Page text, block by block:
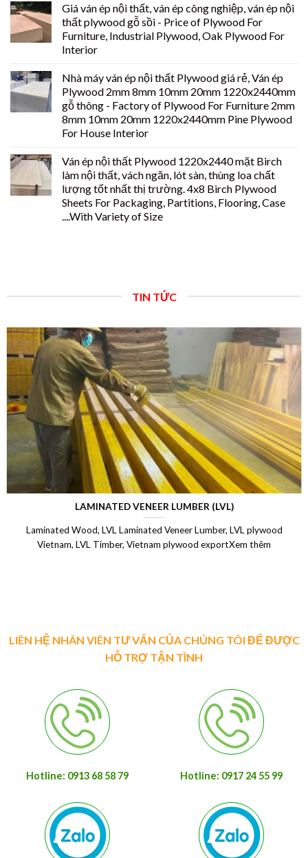
Giá ván ép nội thất, ván ép công nghiệp, ván ép nội
thất plywood gỗ sồi - Price of Plywood For
Furniture, Industrial Plywood, Oak Plywood For
Interior
Nhà máy ván ép nội thất Plywood giá rẻ, Ván ép
Plywood 2mm 8mm 10mm 20mm 1220x2440mm
gỗ thông - Factory of Plywood For Furniture 2mm
8mm 10mm 20mm 1220x2440mm Pine Plywood
For House Interior
Ván ép nội thất Plywood 1220x2440 mặt Birch
làm nội thất, vách ngăn, lót sàn, thùng loa chất
lượng tốt nhất thị trường. 4x8 Birch Plywood
Sheets For Packaging, Partitions, Flooring, Case
....With Variety of Size
TIN TỨC
LAMINATED VENEER LUMBER (LVL)
Laminated Wood, LVL Laminated Veneer Lumber, LVL plywood
Vietnam, LVL Timber, Vietnam plywood exportXem thêm
LIÊN HỆ NHÂN VIÊN TƯ VẤN CỦA CHÚNG TÔI ĐỂ ĐƯỢC
HỖ TRỢ TẬN TÌNH
Hotline: 0913 68 58 79 Hotline: 0917 24 55 99